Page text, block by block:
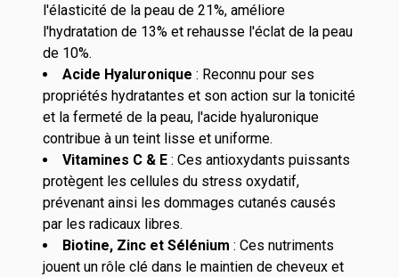
l'élasticité de la peau de 21%, améliore
l'hydratation de 13% et rehausse l'éclat de la peau
de 10%.
Acide Hyaluronique : Reconnu pour ses
propriétés hydratantes et son action sur la tonicité
et la fermeté de la peau, l'acide hyaluronique
contribue à un teint lisse et uniforme.
Vitamines C & E : Ces antioxydants puissants
protègent les cellules du stress oxydatif,
prévenant ainsi les dommages cutanés causés
par les radicaux libres.
Biotine, Zinc et Sélénium : Ces nutriments
jouent un rôle clé dans le maintien de cheveux et